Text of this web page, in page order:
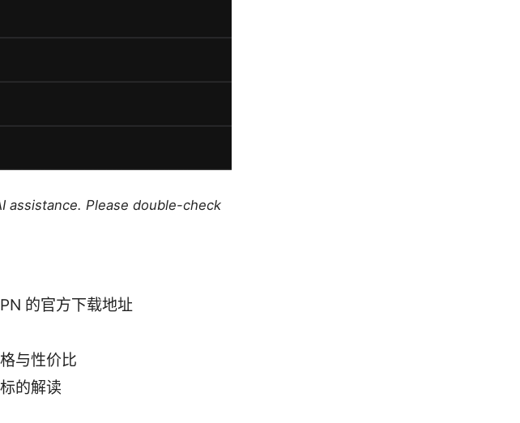
assistance. Please double-check
的官方下载地址
与性价比
的解读